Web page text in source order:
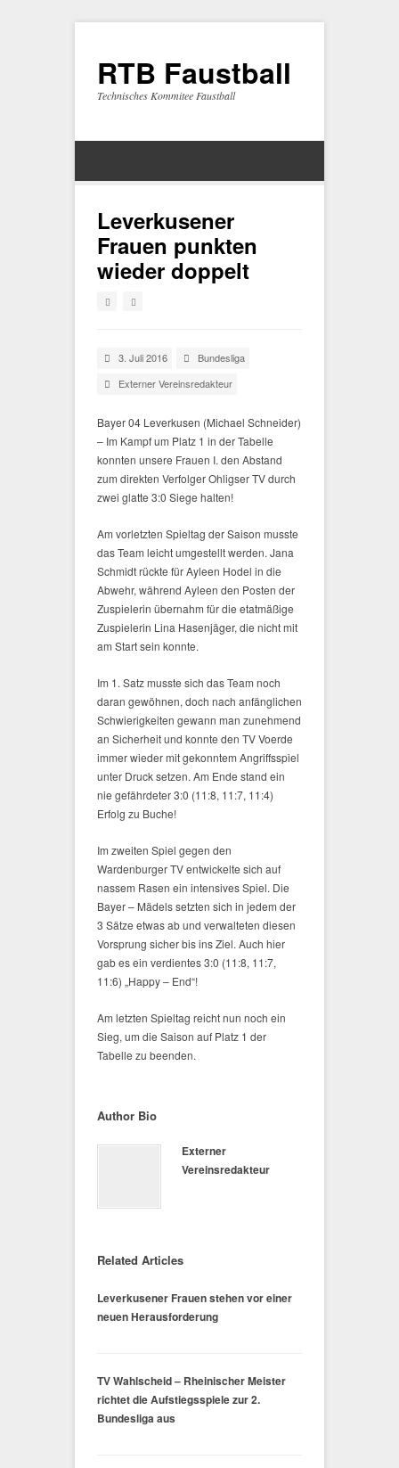
RTB Faustball
Technisches Kommitee Faustball
Leverkusener
Frauen punkten
wieder doppelt
3. Juli 2016
Bundesliga
Externer Vereinsredakteur
Bayer 04 Leverkusen (Michael Schneider)
– Im Kampf um Platz 1 in der Tabelle
konnten unsere Frauen I. den Abstand
zum direkten Verfolger Ohligser TV durch
zwei glatte 3:0 Siege halten!
Am vorletzten Spieltag der Saison musste
das Team leicht umgestellt werden. Jana
Schmidt rückte für Ayleen Hodel in die
Abwehr, während Ayleen den Posten der
Zuspielerin übernahm für die etatmäßige
Zuspielerin Lina Hasenjäger, die nicht mit
am Start sein konnte.
Im 1. Satz musste sich das Team noch
daran gewöhnen, doch nach anfänglichen
Schwierigkeiten gewann man zunehmend
an Sicherheit und konnte den TV Voerde
immer wieder mit gekonntem Angriffsspiel
unter Druck setzen. Am Ende stand ein
nie gefährdeter 3:0 (11:8, 11:7, 11:4)
Erfolg zu Buche!
Im zweiten Spiel gegen den
Wardenburger TV entwickelte sich auf
nassem Rasen ein intensives Spiel. Die
Bayer – Mädels setzten sich in jedem der
3 Sätze etwas ab und verwalteten diesen
Vorsprung sicher bis ins Ziel. Auch hier
gab es ein verdientes 3:0 (11:8, 11:7,
11:6) „Happy – End“!
Am letzten Spieltag reicht nun noch ein
Sieg, um die Saison auf Platz 1 der
Tabelle zu beenden.
Author Bio
Externer
Vereinsredakteur
Related Articles
Leverkusener Frauen stehen vor einer
neuen Herausforderung
TV Wahlscheid – Rheinischer Meister
richtet die Aufstiegsspiele zur 2.
Bundesliga aus